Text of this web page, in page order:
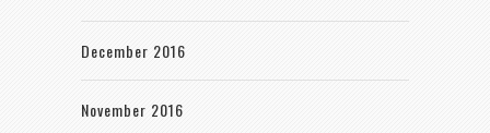
December 2016
November 2016